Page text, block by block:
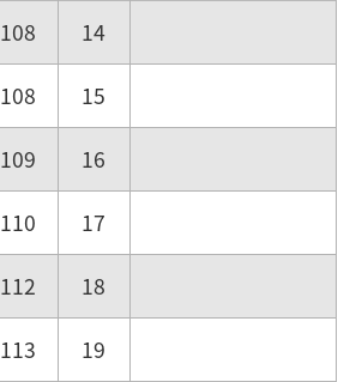
108 14
108 15
109 16
110 17
112 18
113 19